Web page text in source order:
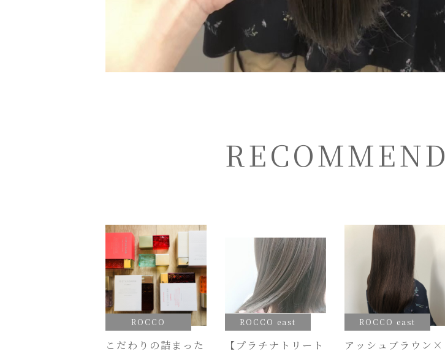
RECOMMEND
ROCCO
こだわりの詰まった
ROCCO east
【プラチナトリート
ROCCO east
アッシュブラウン×